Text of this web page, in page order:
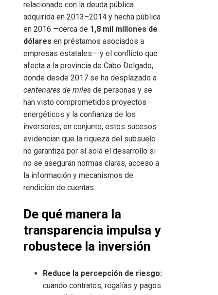
relacionado con la deuda pública
adquirida en 2013–2014 y hecha pública
en 2016 —cerca de 1,8 mil millones de
dólares en préstamos asociados a
empresas estatales— y el conflicto que
afecta a la provincia de Cabo Delgado,
donde desde 2017 se ha desplazado a
centenares de miles de personas y se
han visto comprometidos proyectos
energéticos y la confianza de los
inversores; en conjunto, estos sucesos
evidencian que la riqueza del subsuelo
no garantiza por sí sola el desarrollo si
no se aseguran normas claras, acceso a
la información y mecanismos de
rendición de cuentas.
De qué manera la
transparencia impulsa y
robustece la inversión
Reduce la percepción de riesgo:
cuando contratos, regalías y pagos